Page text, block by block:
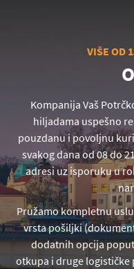
VIŠE OD
Kompanija Vaš
hiljadama uspešno
pouzdanu i povoljnu
svakog dana od 08 do
adresi uz isporuku u
Pružamo kompletnu
vrsta pošiljki
dodatnih opcija
otkupa i druge logističke